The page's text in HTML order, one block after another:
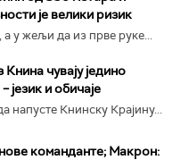
је велики ризик
у жељи да из прве руке...
чувају једино
језик и обичаје
напусте Книнску Крајину...
команданте; Макрон: